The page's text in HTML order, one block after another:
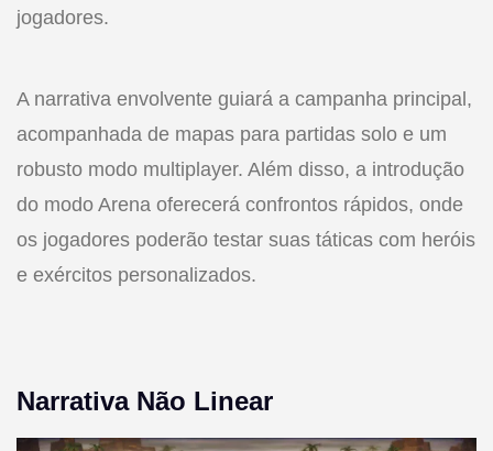
jogadores.
A narrativa envolvente guiará a campanha principal,
acompanhada de mapas para partidas solo e um
robusto modo multiplayer. Além disso, a introdução
do modo Arena oferecerá confrontos rápidos, onde
os jogadores poderão testar suas táticas com heróis
e exércitos personalizados.
Narrativa Não Linear